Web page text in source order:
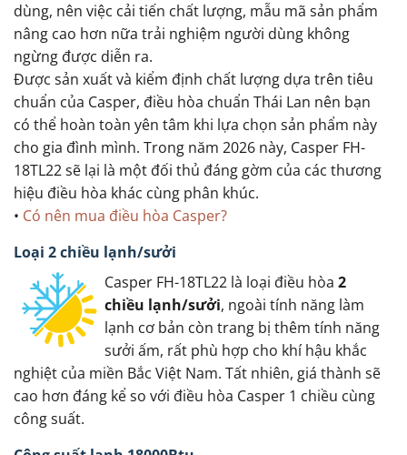
dùng, nên việc cải tiến chất lượng, mẫu mã sản phẩm
nâng cao hơn nữa trải nghiệm người dùng không
ngừng được diễn ra.
Được sản xuất và kiểm định chất lượng dựa trên tiêu
chuẩn của Casper, điều hòa chuẩn Thái Lan nên bạn
có thể hoàn toàn yên tâm khi lựa chọn sản phẩm này
cho gia đình mình. Trong năm 2026 này, Casper FH-
18TL22 sẽ lại là một đối thủ đáng gờm của các thương
hiệu điều hòa khác cùng phân khúc.
• Có nên mua điều hòa Casper?
Loại 2 chiều lạnh/sưởi
Casper FH-18TL22 là loại điều hòa 2
chiều lạnh/sưởi, ngoài tính năng làm
lạnh cơ bản còn trang bị thêm tính năng
sưởi ấm, rất phù hợp cho khí hậu khắc
nghiệt của miền Bắc Việt Nam. Tất nhiên, giá thành sẽ
cao hơn đáng kể so với điều hòa Casper 1 chiều cùng
công suất.